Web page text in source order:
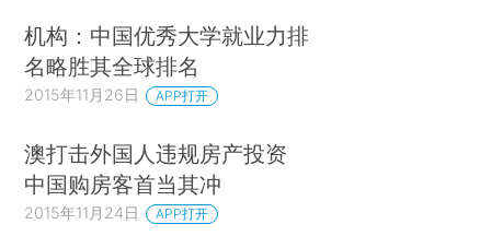
机构：中国优秀大学就业力排
名略胜其全球排名
2015年11月26日 APP打开
澳打击外国人违规房产投资
中国购房客首当其冲
2015年11月24日 APP打开